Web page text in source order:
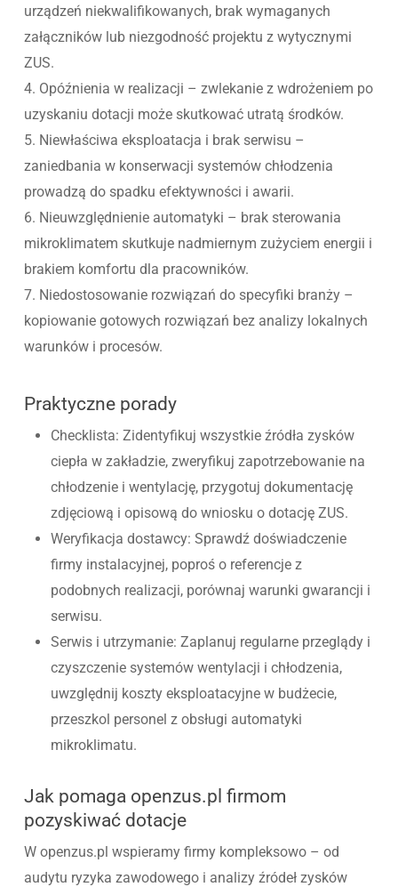
urządzeń niekwalifikowanych, brak wymaganych
załączników lub niezgodność projektu z wytycznymi
ZUS.
4. Opóźnienia w realizacji – zwlekanie z wdrożeniem po
uzyskaniu dotacji może skutkować utratą środków.
5. Niewłaściwa eksploatacja i brak serwisu –
zaniedbania w konserwacji systemów chłodzenia
prowadzą do spadku efektywności i awarii.
6. Nieuwzględnienie automatyki – brak sterowania
mikroklimatem skutkuje nadmiernym zużyciem energii i
brakiem komfortu dla pracowników.
7. Niedostosowanie rozwiązań do specyfiki branży –
kopiowanie gotowych rozwiązań bez analizy lokalnych
warunków i procesów.
Praktyczne porady
Checklista: Zidentyfikuj wszystkie źródła zysków
ciepła w zakładzie, zweryfikuj zapotrzebowanie na
chłodzenie i wentylację, przygotuj dokumentację
zdjęciową i opisową do wniosku o dotację ZUS.
Weryfikacja dostawcy: Sprawdź doświadczenie
firmy instalacyjnej, poproś o referencje z
podobnych realizacji, porównaj warunki gwarancji i
serwisu.
Serwis i utrzymanie: Zaplanuj regularne przeglądy i
czyszczenie systemów wentylacji i chłodzenia,
uwzględnij koszty eksploatacyjne w budżecie,
przeszkol personel z obsługi automatyki
mikroklimatu.
Jak pomaga openzus.pl firmom
pozyskiwać dotacje
W openzus.pl wspieramy firmy kompleksowo – od
audytu ryzyka zawodowego i analizy źródeł zysków